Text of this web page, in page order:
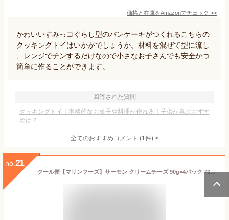
価格と在庫をAmazonでチェック >>
かわいいすみっコぐらし型のパンケーキがつくれるこちらの
クッキングトイはいかがでしょうか。材料を混ぜて型に流し
、レンジでチンするだけなので小さなお子さんでも安全かつ
簡単に作ることができます。
回答された質問
クッキングトイ｜本格的なお菓子や料理が作れる！子供が喜ぶおすす
めは？
全てのおすすめコメント (1件) >
no. 21
クール便【マリンフーズ】サーモン クリームチーズ 90g×4パック 76471ドレッシング ディップ そうざい 惣菜 おいしい スモーク 鮭 北海道産 チーズ サラダ おつまみ 個包装 アレンジ パン クラッカー 日本製 国産 コストコ 食品 キャラメカフェ 通販 女性 贈り物